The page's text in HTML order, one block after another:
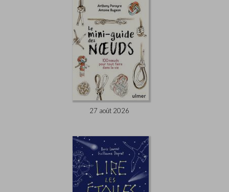
27 août 2026